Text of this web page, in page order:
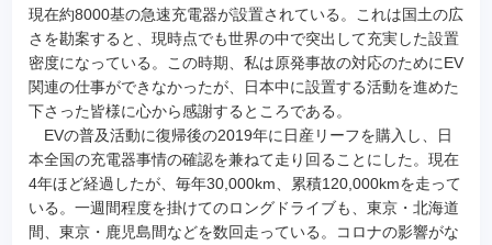
現在約8000基の急速充電器が設置されている。これは国土の広
さを勘案すると、現時点でも世界の中で突出して充実した設置
密度になっている。この時期、私は原発事故の対応のためにEV
関連の仕事ができなかったが、日本中に設置する活動を進めた
下さった皆様に心から感謝するところである。
EVの普及活動に復帰後の2019年に日産リーフを購入し、日
本全国の充電器事情の確認を兼ねて走り回ることにした。現在
4年ほど経過したが、毎年30,000km、累積120,000kmを走って
いる。一週間程度を掛けてのロングドライブも、東京・北海道
間、東京・鹿児島間などを数回走っている。コロナの影響がな